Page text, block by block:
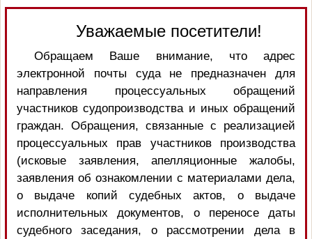
Уважаемые посетители!
Обращаем Ваше внимание, что адрес
электронной почты суда не предназначен для
направления процессуальных обращений
участников судопроизводства и иных обращений
граждан. Обращения, связанные с реализацией
процессуальных прав участников производства
(исковые заявления, апелляционные жалобы,
заявления об ознакомлении с материалами дела,
о выдаче копий судебных актов, о выдаче
исполнительных документов, о переносе даты
судебного заседания, о рассмотрении дела в